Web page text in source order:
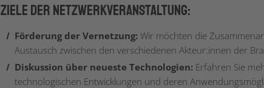
Ziele der Netzwerkveranstaltung:
Förderung der Vernetzung:Wir möchten die
Austausch zwischen den verschiedenen Akteur:innen der
Diskussion über neueste Technologien:Erfahren Sie
technologischen Entwicklungen und deren